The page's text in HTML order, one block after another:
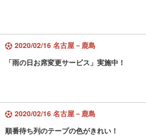
2020/02/16 名古屋－鹿島
「雨の日お席変更サービス」実施中！
2020/02/16 名古屋－鹿島
順番待ち列のテープの色がきれい！